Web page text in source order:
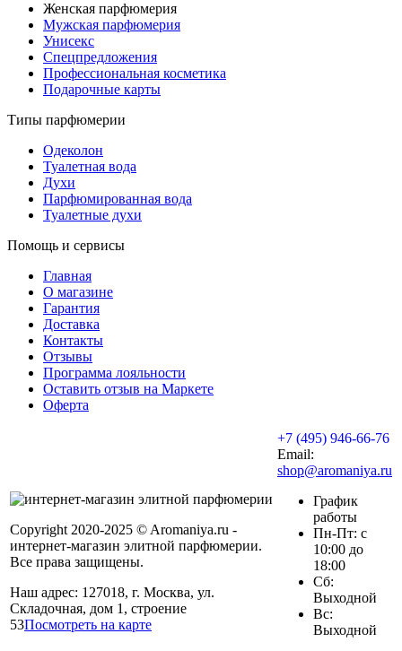
Женская парфюмерия
Мужская парфюмерия
Унисекс
Спецпредложения
Профессиональная косметика
Подарочные карты
Типы парфюмерии
Одеколон
Туалетная вода
Духи
Парфюмированная вода
Туалетные духи
Помощь и сервисы
Главная
О магазине
Гарантия
Доставка
Контакты
Отзывы
Программа лояльности
Оставить отзыв на Маркете
Оферта
Copyright 2020-2025 © Aromaniya.ru -
интернет-магазин элитной парфюмерии.
Все права защищены.
Наш адрес: 127018, г. Москва, ул.
Складочная, дом 1, строение
53Посмотреть на карте
+7 (495) 946-66-76
Email:
shop@aromaniya.ru
График
работы
Пн-Пт: с
10:00 до
18:00
Сб:
Выходной
Вс:
Выходной